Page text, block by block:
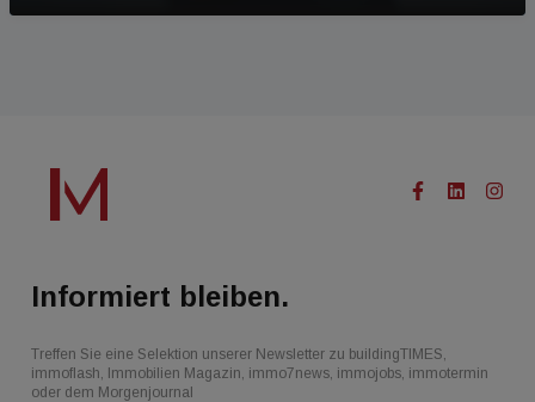
Informiert bleiben.
Treffen Sie eine Selektion unserer Newsletter zu buildingTIMES,
immoflash, Immobilien Magazin, immo7news, immojobs, immotermin
oder dem Morgenjournal